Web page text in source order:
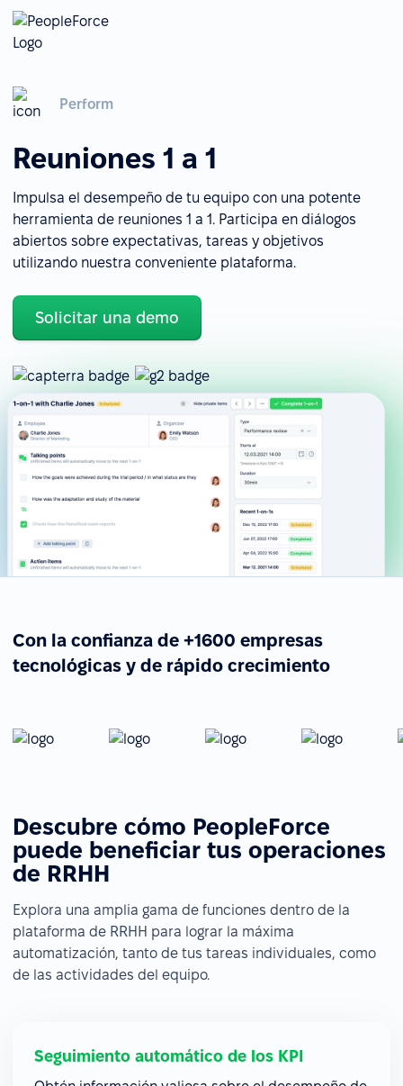
Perform
Reuniones 1 a 1
Impulsa el desempeño de tu equipo con una potente
herramienta de reuniones 1 a 1. Participa en diálogos
abiertos sobre expectativas, tareas y objetivos
utilizando nuestra conveniente plataforma.
Solicitar una demo
Con la confianza de +1600 empresas
tecnológicas y de rápido crecimiento
Descubre cómo PeopleForce
puede beneficiar tus operaciones
de RRHH
Explora una amplia gama de funciones dentro de la
plataforma de RRHH para lograr la máxima
automatización, tanto de tus tareas individuales, como
de las actividades del equipo.
Seguimiento automático de los KPI